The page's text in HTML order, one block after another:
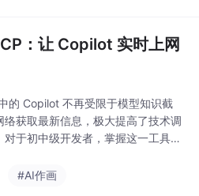
：让 Copilot 实时上网
的 Copilot 不再受限于模型知识截
络获取最新信息，极大提高了技术调
于初中级开发者，掌握这一工具能
#AI作画